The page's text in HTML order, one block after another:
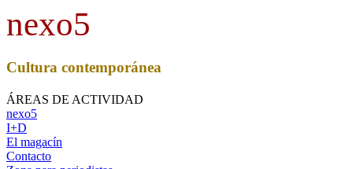
nexo5
Cultura contemporánea
ÁREAS DE ACTIVIDAD
nexo5
I+D
El magacín
Contacto